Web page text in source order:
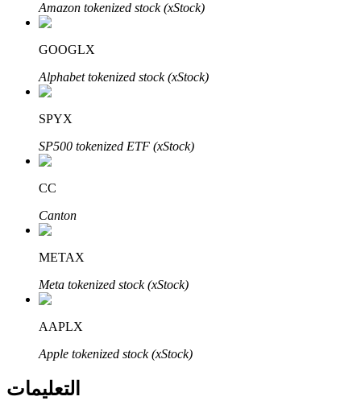
تعرف على كيفية كسب الدخل السلبي
Bitrue
شركاء بيترو
Amazon tokenized stock (xStock)
GOOGLX
Alphabet tokenized stock (xStock)
SPYX
SP500 tokenized ETF (xStock)
CC
Canton
METAX
Meta tokenized stock (xStock)
AAPLX
Apple tokenized stock (xStock)
التعليمات